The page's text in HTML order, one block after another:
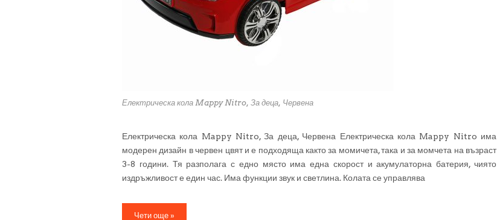
Електрическа кола Mappy Nitro, За деца, Червена
Електрическа кола Mappy Nitro, За деца, Червена Електрическа кола Mappy Nitro има
модерен дизайн в червен цвят и е подходяща както за момичета, така и за момчета на възраст
3-8 години. Тя разполага с едно място има една скорост и акумулаторна батерия, чиято
издръжливост е един час. Има функции звук и светлина. Колата се управлява
Чети още »